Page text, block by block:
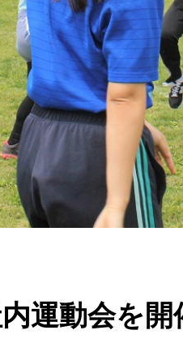
運動会を開